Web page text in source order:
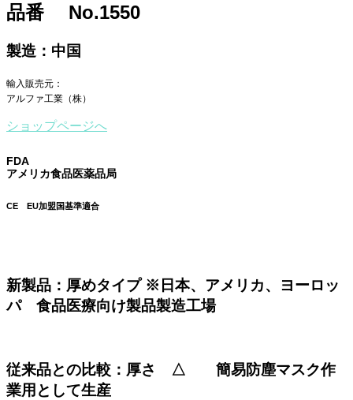
品番 No.1550
製造：中国
輸入販売元：
アルファ工業（株）
ショップページへ
FDA
アメリカ食品医薬品局
CE EU加盟国基準適合
新製品：厚めタイプ ※日本、アメリカ、ヨーロッ
パ 食品医療向け製品製造工場
従来品との比較：厚さ △ 簡易防塵マスク作
業用として生産